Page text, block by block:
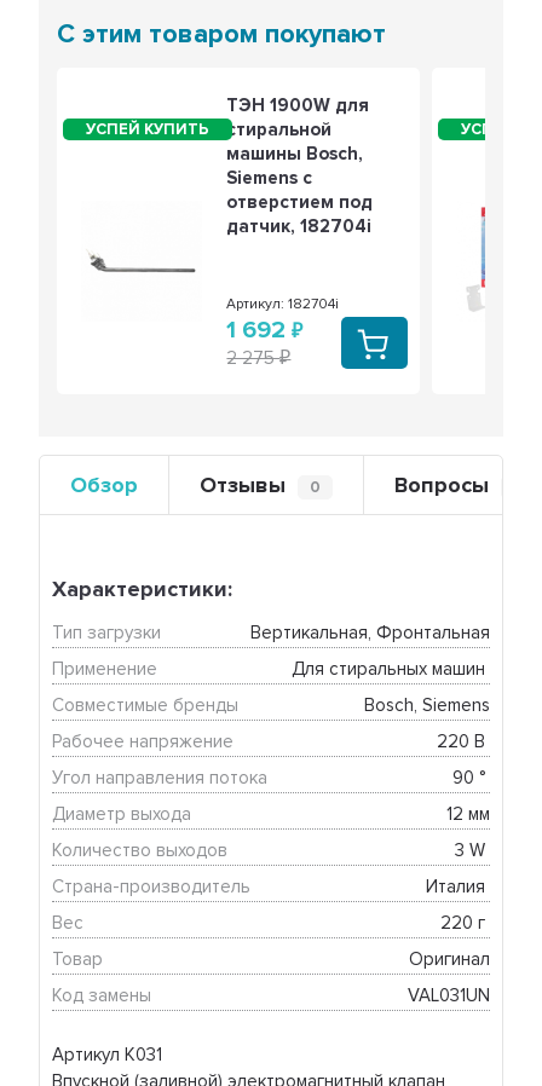
С этим товаром покупают
ТЭН 1900W для
стиральной
машины Bosch,
Siemens с
отверстием под
датчик, 182704i
Артикул: 182704i
1 692
2 275
Обзор Отзывы 0 Вопросы
Артикул К031
Впускной (заливной) электромагнитный клапан
Характеристики:
Тип загрузки
Вертикальная, Фронтальная
Применение
Для стиральных машин
Совместимые бренды
Bosch, Siemens
Рабочее напряжение
220 В
Угол направления потока
90 °
Диаметр выхода
12 мм
Количество выходов
3 W
Страна-производитель
Италия
Вес
220 г
Товар
Оригинал
Код замены
VAL031UN